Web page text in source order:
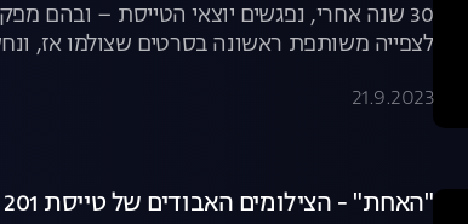
30 שנה אחרי, נפגשים יוצאי הטייסת – ובהם
לצפייה משותפת ראשונה בסרטים שצולמו אז,
21.9.2023
"האחת" - הצילומים האבודים של טייסת 201